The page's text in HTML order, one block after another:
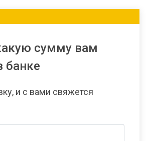
сумму вам
банке
и с вами свяжется